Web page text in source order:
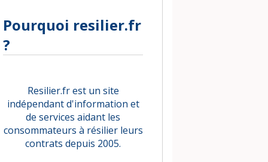
Pourquoi resilier.fr
?
Resilier.fr est un site
indépendant d'information et
de services aidant les
consommateurs à résilier leurs
contrats depuis 2005.